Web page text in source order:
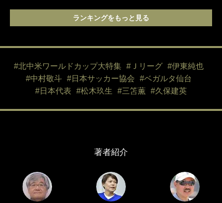
ランキングをもっと見る
#北中米ワールドカップ大特集 #Ｊリーグ
#伊東純也
#中村敬斗
#日本サッカー協会
#ベガルタ仙台
#日本代表
#松木玖生 #三笘薫 #久保建英
著者紹介